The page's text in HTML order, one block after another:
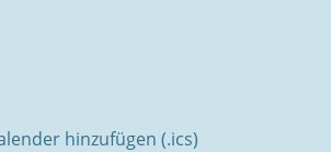
hinzufügen (.ics)